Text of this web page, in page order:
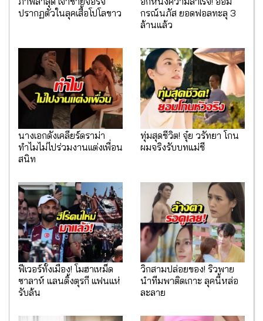
ปรากฏตัวในลุคเสื้อโปโลขาว
กรณ์นภัส ยอดฟอลทะลุ 3
ล้านแล้ว
นางเอกดังเคลียร์ดราม่า
ทำไมไม่ไปร่วมงานเเต่งเพื่อน
สนิท
ทุ่มสุดชีวิต! จุ๋ย วรัทยา โกน
ผมจริงรับบทแม่ชี
ฟีเวอร์ทั้งเมือง! โมฮาเหม็ด
ซาลาห์ แลนดิ้งตุรกี แฟนแห่
รับล้น
วิกสามปล่อยของ! ริวพาย
นำทีมพาติดเกาะ ลุคนี้หล่อ
ละลาย